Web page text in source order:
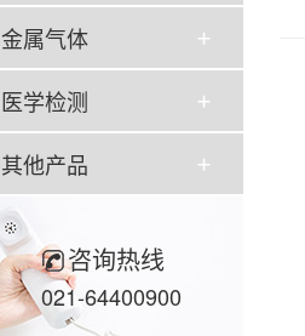
金属气体
医学检测
其他产品
咨询热线
021-64400900